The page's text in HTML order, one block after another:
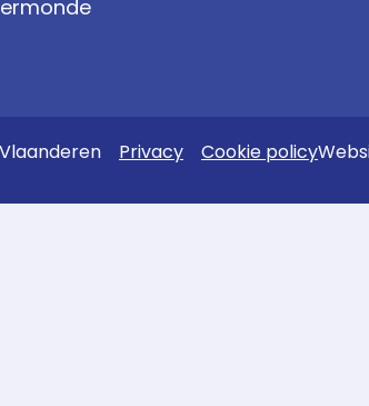
Privacy Cookie policy